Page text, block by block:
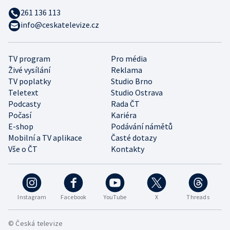
Instagram Facebook YouTube X Threads
TV program
Pro média
Živé vysílání
Reklama
TV poplatky
Studio Brno
Teletext
Studio Ostrava
Podcasty
Rada ČT
Počasí
Kariéra
E-shop
Podávání námětů
Mobilní a TV aplikace
Časté dotazy
Vše o ČT
Kontakty
261 136 113
info@ceskatelevize.cz
© Česká televize